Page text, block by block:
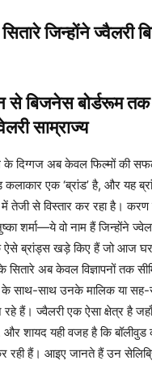
जिन्होंने ज्वैलरी
से बिजनेस बोर्डरूम तक
साम्राज्य
के दिग्गज अब केवल फिल्मों की
एक ‘ब्रांड’ है, और यह
तेजी से विस्तार कर रहा है। करण
शर्मा—ये वो नाम हैं जिन्होंने
ऐसे ब्रांड्स खड़े किए हैं जो आज
सितारे अब केवल विज्ञापनों तक
के साथ-साथ उनके मालिक या
हैं। ज्वैलरी एक ऐसा क्षेत्र है
और शायद यही वजह है कि बॉलीवुड
रही हैं। आइए जानते हैं उन